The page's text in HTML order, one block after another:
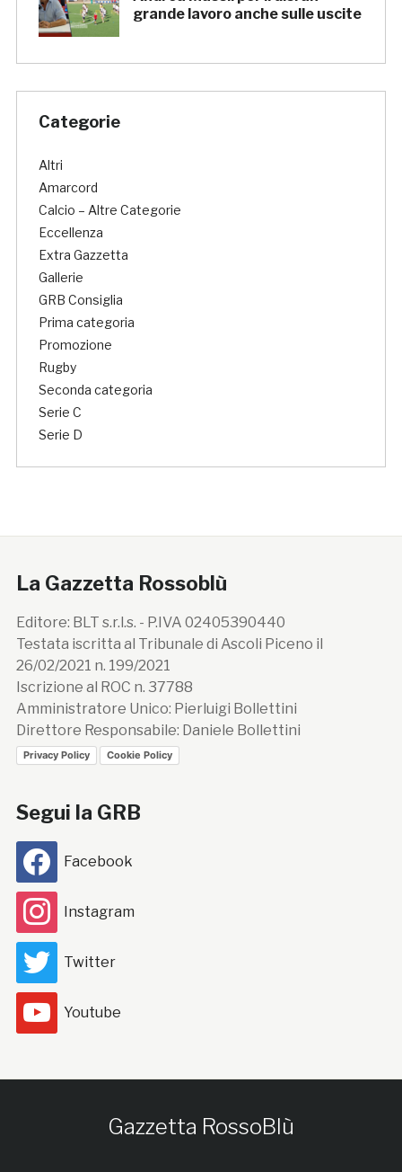
grande lavoro anche sulle uscite
Categorie
Altri
Amarcord
Calcio – Altre Categorie
Eccellenza
Extra Gazzetta
Gallerie
GRB Consiglia
Prima categoria
Promozione
Rugby
Seconda categoria
Serie C
Serie D
La Gazzetta Rossoblù
Editore: BLT s.r.l.s. - P.IVA 02405390440
Testata iscritta al Tribunale di Ascoli Piceno il
26/02/2021 n. 199/2021
Iscrizione al ROC n. 37788
Amministratore Unico: Pierluigi Bollettini
Direttore Responsabile: Daniele Bollettini
Privacy Policy Cookie Policy
Segui la GRB
Facebook
Instagram
Twitter
Youtube
Gazzetta RossoBlù